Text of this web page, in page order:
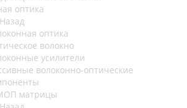
оптика
Назад
оптика
волокно
усилители
волоконно-оптические
матрицы